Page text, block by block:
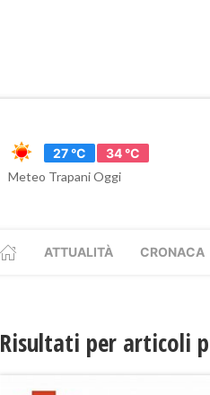
27 °C
34 °C
Meteo Trapani Oggi
ATTUALITÀ CRONACA
Risultati per articoli